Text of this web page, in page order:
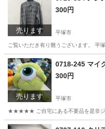
売ります
300円
平塚市
ご覧いただき有り難うございます。
神奈川 平塚市 リ
売ります
0718-245 マイ
300円
平塚市
★★★★★ ご自宅にある不要品を是非ジモ
神奈川 平塚市